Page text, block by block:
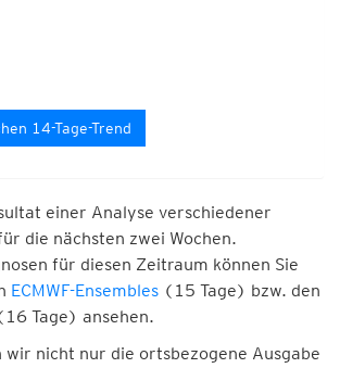
14-Tage-Trend
einer Analyse verschiedener
die nächsten zwei Wochen.
für diesen Zeitraum können Sie
ECMWF-Ensembles (15 Tage) bzw. den
Tage) ansehen.
nicht nur die ortsbezogene Ausgabe